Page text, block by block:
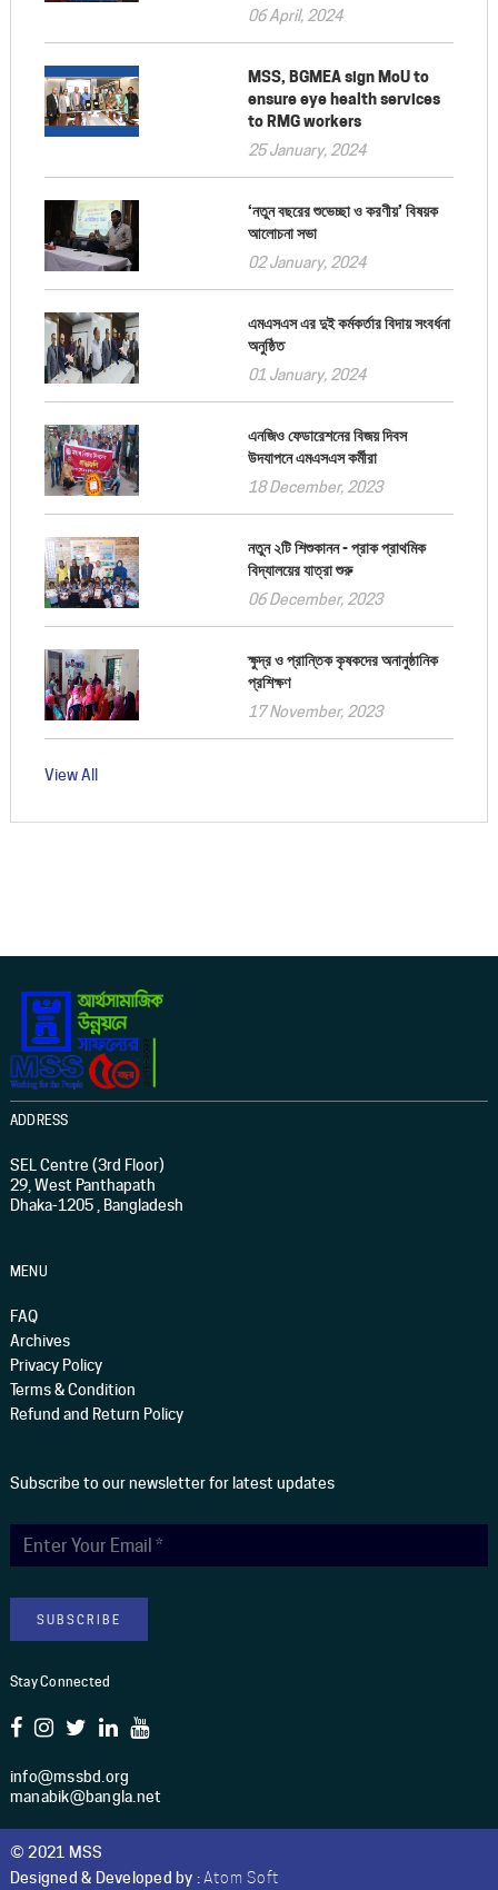
06 April, 2024
MSS, BGMEA sign MoU to
ensure eye health services
to RMG workers
25 January, 2024
‘নতুন বছরের শুভেচ্ছা ও করণীয়’ বিষয়ক
আলোচনা সভা
02 January, 2024
এমএসএস এর দুই কর্মকর্তার বিদায় সংবর্ধনা
অনুষ্ঠিত
01 January, 2024
এনজিও ফেডারেশনের বিজয় দিবস
উদযাপনে এমএসএস কর্মীরা
18 December, 2023
নতুন ২টি শিশুকানন - প্রাক প্রাথমিক
বিদ্যালয়ের যাত্রা শুরু
06 December, 2023
ক্ষুদ্র ও প্রান্তিক কৃষকদের অনানুষ্ঠানিক
প্রশিক্ষণ
17 November, 2023
View All
ADDRESS
SEL Centre (3rd Floor)
29, West Panthapath
Dhaka-1205 , Bangladesh
MENU
FAQ
Archives
Privacy Policy
Terms & Condition
Refund and Return Policy
Subscribe to our newsletter for latest updates
Stay Connected
info@mssbd.org
manabik@bangla.net
© 2021 MSS
Designed & Developed by : Atom Soft